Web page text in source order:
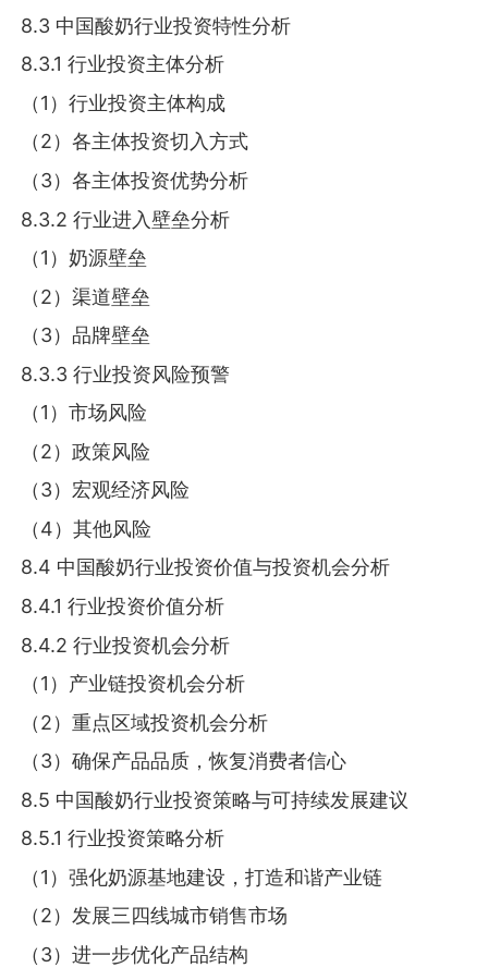
8.3 中国酸奶行业投资特性分析
8.3.1 行业投资主体分析
（1）行业投资主体构成
（2）各主体投资切入方式
（3）各主体投资优势分析
8.3.2 行业进入壁垒分析
（1）奶源壁垒
（2）渠道壁垒
（3）品牌壁垒
8.3.3 行业投资风险预警
（1）市场风险
（2）政策风险
（3）宏观经济风险
（4）其他风险
8.4 中国酸奶行业投资价值与投资机会分析
8.4.1 行业投资价值分析
8.4.2 行业投资机会分析
（1）产业链投资机会分析
（2）重点区域投资机会分析
（3）确保产品品质，恢复消费者信心
8.5 中国酸奶行业投资策略与可持续发展建议
8.5.1 行业投资策略分析
（1）强化奶源基地建设，打造和谐产业链
（2）发展三四线城市销售市场
（3）进一步优化产品结构